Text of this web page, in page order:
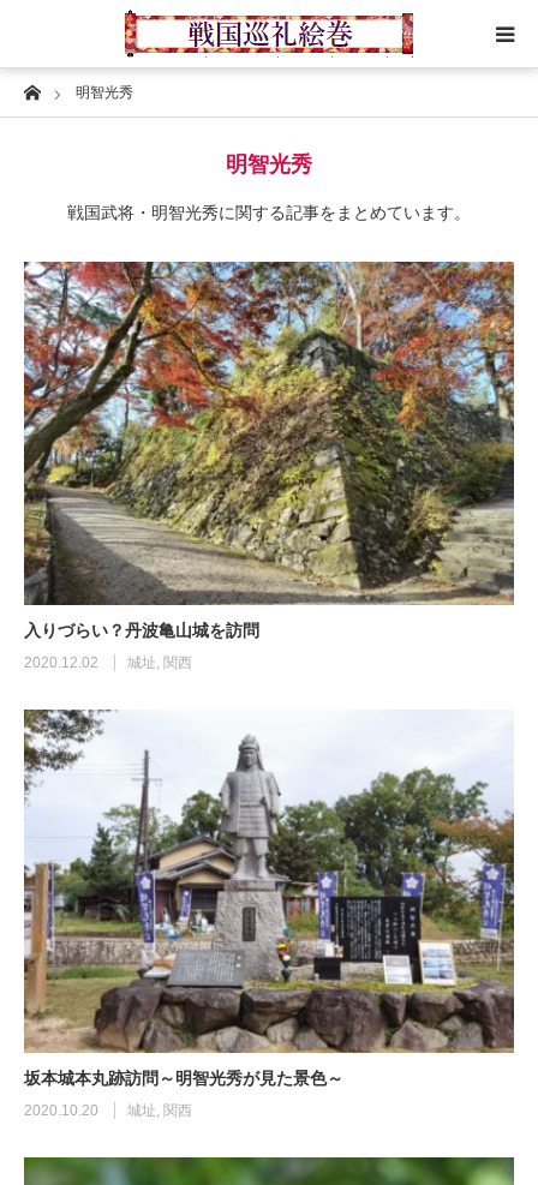
Home明智光秀
明智光秀
戦国武将・明智光秀に関する記事をまとめています。
入りづらい？丹波亀山城を訪問
2020.12.02 城址, 関西
坂本城本丸跡訪問～明智光秀が見た景色～
2020.10.20 城址, 関西
ホーム
訪城記（ブログ）
プロフィール
問い合わせ